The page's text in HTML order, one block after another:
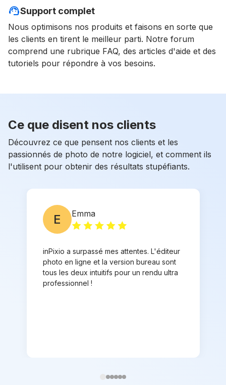
Support complet
Nous optimisons nos produits et faisons en sorte que
les clients en tirent le meilleur parti. Notre forum
comprend une rubrique FAQ, des articles d'aide et des
tutoriels pour répondre à vos besoins.
Ce que disent nos clients
Découvrez ce que pensent nos clients et les
passionnés de photo de notre logiciel, et comment ils
l'utilisent pour obtenir des résultats stupéfiants.
E Emma
inPixio a surpassé mes attentes. L'éditeur
photo en ligne et la version bureau sont
tous les deux intuitifs pour un rendu ultra
professionnel !